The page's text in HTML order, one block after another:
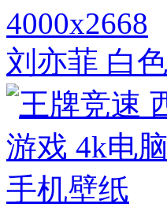
4000x2668
刘亦菲 白